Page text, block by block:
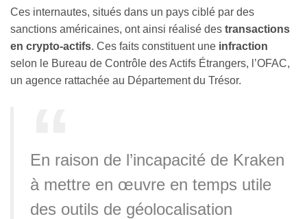
Ces internautes, situés dans un pays ciblé par des
sanctions américaines, ont ainsi réalisé des transactions
en crypto-actifs. Ces faits constituent une infraction
selon le Bureau de Contrôle des Actifs Étrangers, l’OFAC,
un agence rattachée au Département du Trésor.
En raison de l’incapacité de Kraken
à mettre en œuvre en temps utile
des outils de géolocalisation